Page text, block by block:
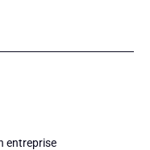
entreprise